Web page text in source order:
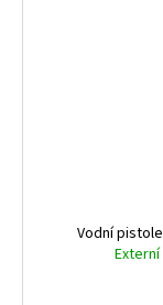
Vodní